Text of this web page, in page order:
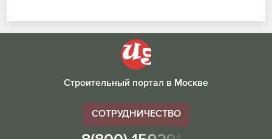
Строительный портал в Москве
СОТРУДНИЧЕСТВО